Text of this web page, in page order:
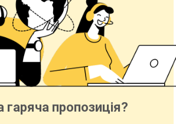
гаряча пропозиція?